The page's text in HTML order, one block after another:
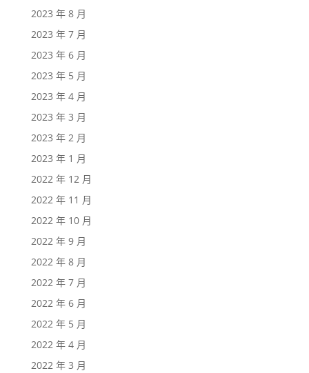
2023 年 8 月
2023 年 7 月
2023 年 6 月
2023 年 5 月
2023 年 4 月
2023 年 3 月
2023 年 2 月
2023 年 1 月
2022 年 12 月
2022 年 11 月
2022 年 10 月
2022 年 9 月
2022 年 8 月
2022 年 7 月
2022 年 6 月
2022 年 5 月
2022 年 4 月
2022 年 3 月